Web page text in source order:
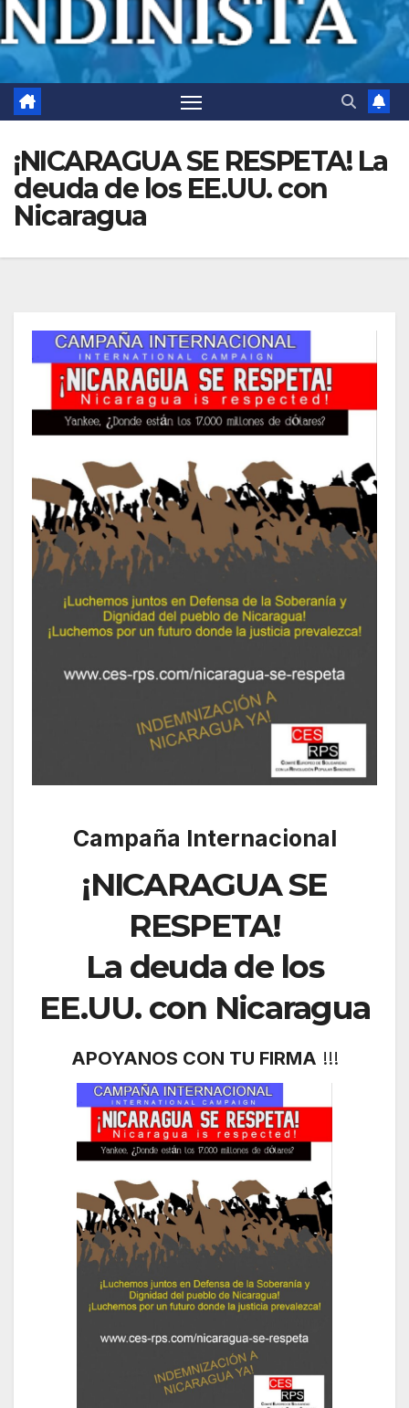
¡NICARAGUA SE RESPETA! La
deuda de los EE.UU. con
Nicaragua
Campaña Internacional
¡NICARAGUA SE
RESPETA!
La deuda de los
EE.UU. con Nicaragua
APOYANOS CON TU FIRMA !!!